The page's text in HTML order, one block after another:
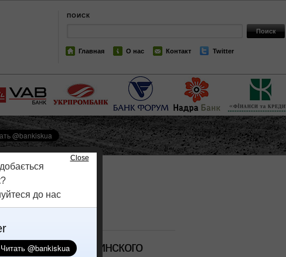
ПОИСК
Главная О нас Контакт Twitter
бизнес украинского
Close
до нас